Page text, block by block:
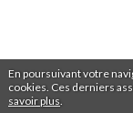
En poursuivant votre
cookies. Ces derniers
savoir plus